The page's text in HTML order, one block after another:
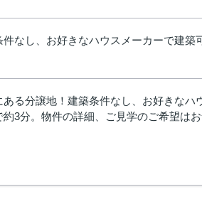
なし、お好きなハウスメーカーで建
る分譲地！建築条件なし、お好きな
3分。物件の詳細、ご見学のご希望は